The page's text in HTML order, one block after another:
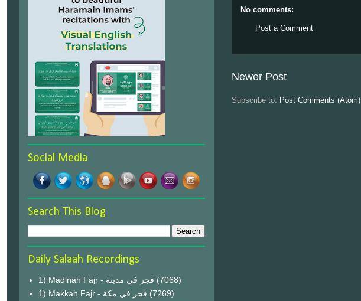
No comments:
Post a Comment
Newer Post
Subscribe to: Post Comments (Atom)
Social Media
Search This Blog
Daily Salaah Recordings
1) Madinah Fajr - فجر في مدينة (7068)
1) Makkah Fajr - فجر في مكة (7269)